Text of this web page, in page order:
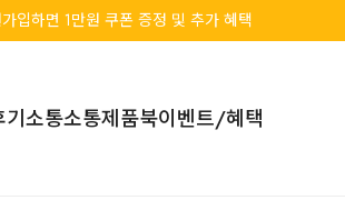
입하면 1만원 쿠폰 증정 및 추가 혜택
소통소통제품북이벤트/혜택